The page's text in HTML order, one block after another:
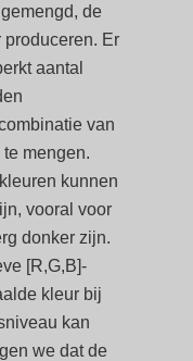
de
Er
aantal
van
mengen.
kunnen
vooral voor
donker zijn.
[R,G,B]-
kleur bij
kan
we dat de